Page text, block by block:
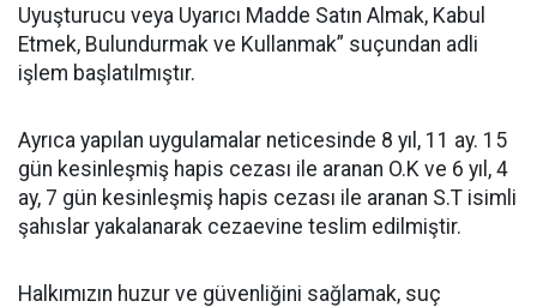
Uyuşturucu veya Uyarıcı Madde Satın Almak, Kabul
Etmek, Bulundurmak ve Kullanmak” suçundan adli
işlem başlatılmıştır.
Ayrıca yapılan uygulamalar neticesinde 8 yıl, 11 ay. 15
gün kesinleşmiş hapis cezası ile aranan O.K ve 6 yıl, 4
ay, 7 gün kesinleşmiş hapis cezası ile aranan S.T isimli
şahıslar yakalanarak cezaevine teslim edilmiştir.
Halkımızın huzur ve güvenliğini sağlamak, suç